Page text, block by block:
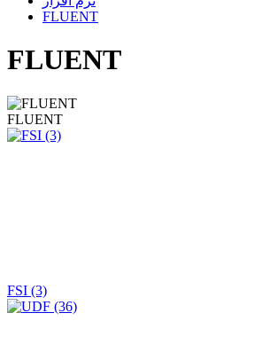
FLUENT
FLUENT
FLUENT
FSI (3)